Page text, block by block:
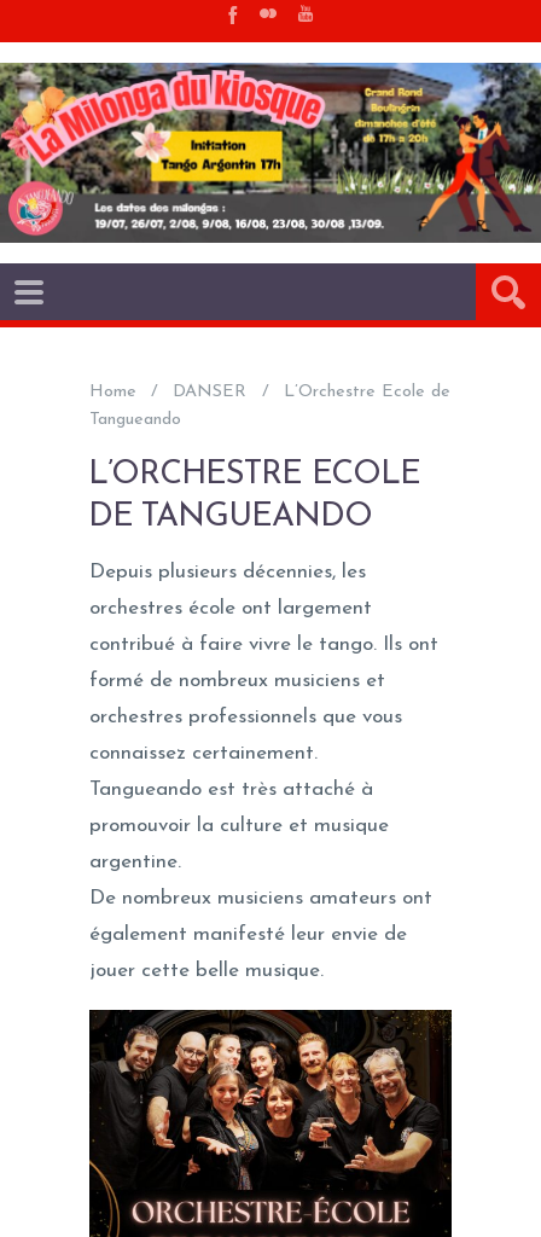
Home DANSER
L’Orchestre Ecole de
Tangueando
L’ORCHESTRE ECOLE
DE TANGUEANDO
Depuis plusieurs décennies, les
orchestres école ont largement
contribué à faire vivre le tango. Ils ont
formé de nombreux musiciens et
orchestres professionnels que vous
connaissez certainement.
Tangueando est très attaché à
promouvoir la culture et musique
argentine.
De nombreux musiciens amateurs ont
également manifesté leur envie de
jouer cette belle musique.